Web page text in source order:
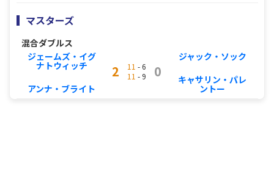
マスターズ
混合ダブルス
ジェームズ・イグ
ナトウィッチ
アンナ・ブライト
2 11 - 6
11 - 9 0
ジャック・ソック
キャサリン・パレ
ントー